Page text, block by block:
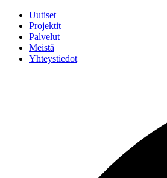
Uutiset
Projektit
Palvelut
Meistä
Yhteystiedot